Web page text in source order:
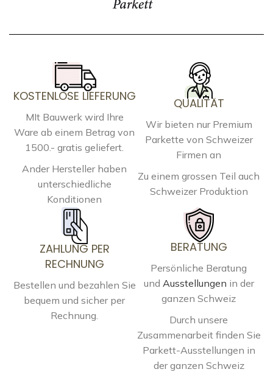
KOSTENLOSE LIEFERUNG
MIt Bauwerk wird Ihre
Ware ab einem Betrag von
1500.- gratis geliefert.
Ander Hersteller haben
unterschiedliche
Konditionen
QUALITÄT
Wir bieten nur Premium
Parkette von Schweizer
Firmen an
Zu einem grossen Teil auch
Schweizer Produktion
ZAHLUNG PER
RECHNUNG
Bestellen und bezahlen Sie
bequem und sicher per
Rechnung.
BERATUNG
Persönliche Beratung
und Ausstellungen in der
ganzen Schweiz
Durch unsere
Zusammenarbeit finden Sie
Parkett-Ausstellungen in
der ganzen Schweiz